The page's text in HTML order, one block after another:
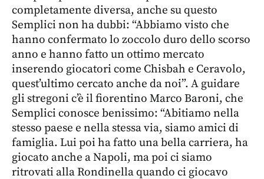
completamente diversa, anche su questo
Semplici non ha dubbi: “Abbiamo visto che
hanno confermato lo zoccolo duro dello scorso
anno e hanno fatto un ottimo mercato
inserendo giocatori come Chisbah e Ceravolo,
quest’ultimo cercato anche da noi”. A guidare
gli stregoni c’è il fiorentino Marco Baroni, che
Semplici conosce benissimo: “Abitiamo nella
stesso paese e nella stessa via, siamo amici di
famiglia. Lui poi ha fatto una bella carriera, ha
giocato anche a Napoli, ma poi ci siamo
ritrovati alla Rondinella quando ci giocavo